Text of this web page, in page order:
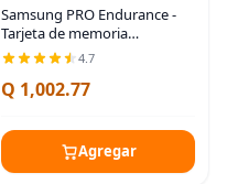
Samsung PRO Endurance -
Tarjeta de memoria
MicroSDXC de 128 GB con
adaptador para cámara de
tablero, cámara corporal y
4.7
Q 1,002.77
Agregar